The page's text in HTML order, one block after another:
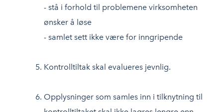
- stå i forhold til problemene virksomheten
ønsker å løse
- samlet sett ikke være for inngripende
Kontrolltiltak skal evalueres jevnlig.
Opplysninger som samles inn i tilknytning til